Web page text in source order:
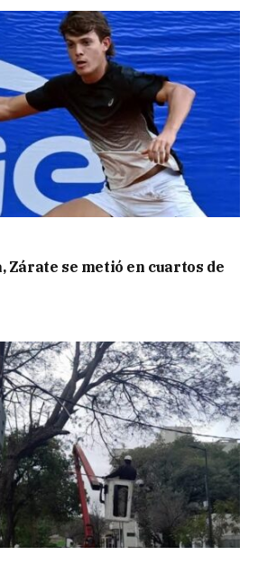
Zárate se metió en cuartos de